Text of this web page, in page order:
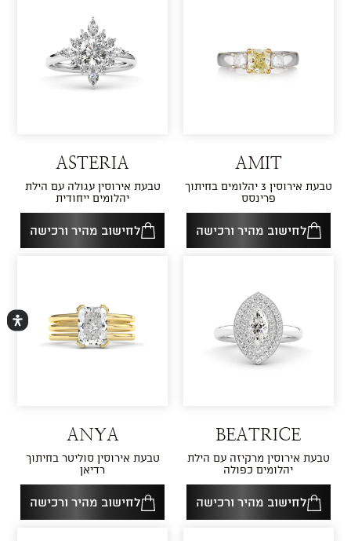
AMIT
טבעת אירוסין 3 יהלומים בחיתוך
פרינסס
לחישוב מהיר ורכישה
ASTERIA
טבעת אירוסין עגולה עם הילת
יהלומים ייחודית
לחישוב מהיר ורכישה
BEATRICE
טבעת אירוסין מרקיזה עם הילת
יהלומים כפולה
לחישוב מהיר ורכישה
ANYA
טבעת אירוסין סוליטר בחיתוך
רדיאן
לחישוב מהיר ורכישה